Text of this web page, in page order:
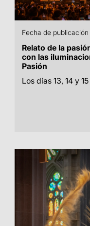
Fecha de publicación
Relato de la
con las
Pasión
Los días 13, 14 y